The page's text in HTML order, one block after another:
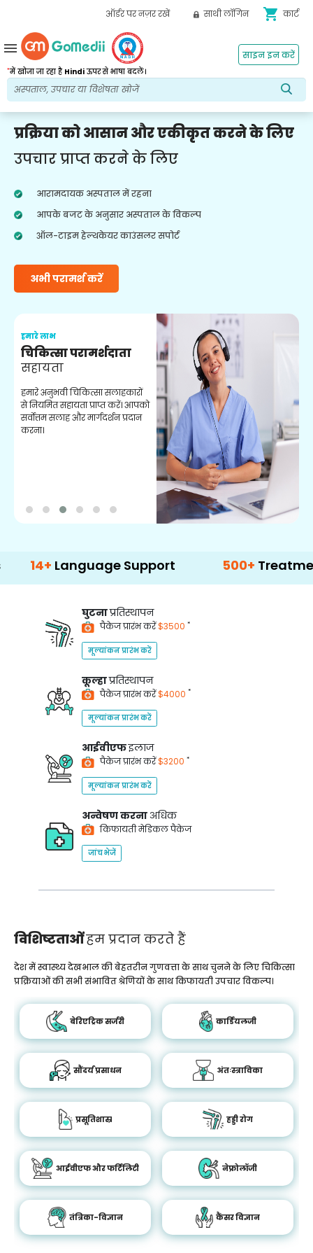
ऑर्डर पर नज़र रखें साथी लॉगिन shopping_cart कार्ट
*में खोजा जा रहा है Hindiऊपर से भाषा बदलें।
साइन इन करें
menu
प्रक्रिया को आसान और एकीकृत करने के लिए
उपचार प्राप्त करने के लिए
आरामदायक अस्पताल में रहना
आपके बजट के अनुसार अस्पताल के विकल्प
ऑल-टाइम हेल्थकेयर काउंसलर सपोर्ट
अभी परामर्श करें
हमारे लाभ
चिकित्सा परामर्शदाता
सहायता
हमारे अनुभवी चिकित्सा सलाहकारों
से नियमित सहायता प्राप्त करें। आपको
सर्वोत्तम सलाह और मार्गदर्शन प्रदान
करना।
Language Support 500+ Treatment
घुटनाप्रतिस्थापन
पैकेज प्रारंभ करें$3500 *
मूल्यांकन प्रारंभ करें
कूल्हाप्रतिस्थापन
पैकेज प्रारंभ करें$4000 *
मूल्यांकन प्रारंभ करें
आईवीएफइलाज
पैकेज प्रारंभ करें$3200 *
मूल्यांकन प्रारंभ करें
अन्वेषण करना अधिक
किफायती मेडिकल पैकेज
जांच भेजें
विशिष्टताओंहम प्रदान करते हैं
देश में स्वास्थ्य देखभाल की बेहतरीन गुणवत्ता के साथ चुनने के लिए चिकित्सा
प्रक्रियाओं की सभी संभावित श्रेणियों के साथ किफायती उपचार विकल्प।
बेरिएट्रिक सर्जरी कार्डियलजी
सौंदर्य प्रसाधन अंतःस्त्राविका
प्रसूतिशास्र हड्डी रोग
आईवीएफ और फर्टिलिटी नेफ्रोलॉजी
तंत्रिका-विज्ञान कैंसर विज्ञान